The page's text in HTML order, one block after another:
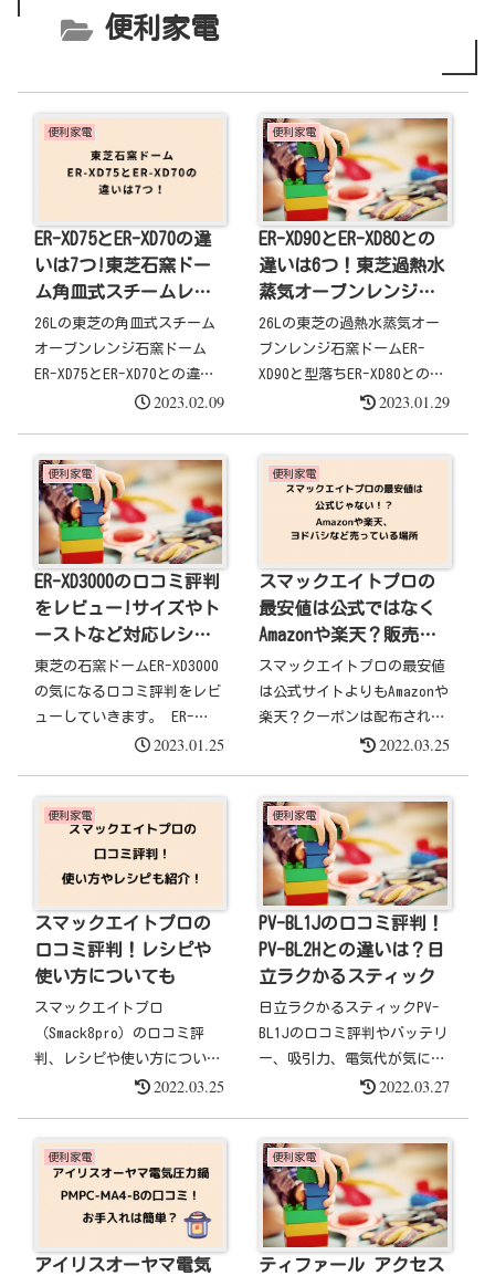
便利家電
便利家電
ER-XD75とER-XD70の違
いは7つ!東芝石窯ドー
ム角皿式スチームレン
ジ
26Lの東芝の角皿式スチーム
オーブンレンジ石窯ドーム
ER-XD75とER-XD70との違い
についてまとめています。
が違いは大きく分けると7つ
ありました。 ER-XD75は、
旧...
2023.02.09
便利家電
ER-XD90とER-XD80との
違いは6つ！東芝過熱水
蒸気オーブンレンジ石
窯ドーム
26Lの東芝の過熱水蒸気オー
ブンレンジ石窯ドームER-
XD90と型落ちER-XD80との違
いを紹介します。 東芝の過
点はこちらの6つです。 上部
のヒーターの違い 総レシピ
数の違...
2023.01.29
便利家電
ER-XD3000の口コミ評判
をレビュー!サイズやト
ーストなど対応レシピ
は？
東芝の石窯ドームER-XD3000
の気になる口コミ評判をレビ
ューしていきます。 ER-
XD3000は「サイズが大きい」
る一方で、 トーストが綺麗
に焼ける パンやマフィンな
作が簡単 見た目が...
2023.01.25
便利家電
スマックエイトプロの
最安値は公式ではなく
Amazonや楽天？販売店
舗まとめ
スマックエイトプロの最安値
は公式サイトよりもAmazonや
楽天？クーポンは配布されて
いる？ヤマダ電機やヨドバ
へスマックエイトプロの最安
値情報を紹介します。
2022.03.25
便利家電
スマックエイトプロの
口コミ評判！レシピや
使い方についても
スマックエイトプロ
（Smack8pro）の口コミ評
判、レシピや使い方について
紹介しています。スマックエ
コミ評判、デメリットが気に
なるという方へ口コミ評判・
を紹介します
2022.03.25
便利家電
PV-BL1Jの口コミ評判！
PV-BL2Hとの違いは？日
立ラクかるスティック
日立ラクかるスティックPV-
BL1Jの口コミ評判やバッテリ
ー、吸引力、電気代が気にな
っている方へ日立ラクかるス
判、バッテリーや吸引力電気
代について紹介します。
2022.03.27
便利家電
アイリスオーヤマ電気
便利家電
ティファール アクセス